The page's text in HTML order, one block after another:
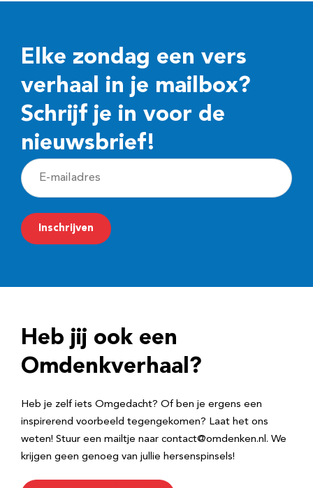
Elke zondag een vers
verhaal in je mailbox?
Schrijf je in voor de
nieuwsbrief!
E
-
m
a
r
e
Inschrijven
Heb jij ook een
Omdenkverhaal?
Heb je zelf iets Omgedacht? Of ben je ergens een
inspirerend voorbeeld tegengekomen? Laat het ons
weten! Stuur een mailtje naar contact@omdenken.nl. We
krijgen geen genoeg van jullie hersenspinsels!